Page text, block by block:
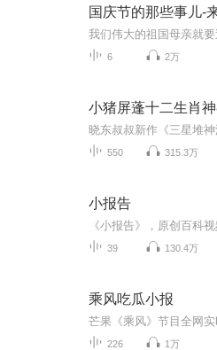
国庆节的那些事儿-
6 2万
550 315.3万
小报告
39 130.4万
乘风吃瓜小报
226 1万